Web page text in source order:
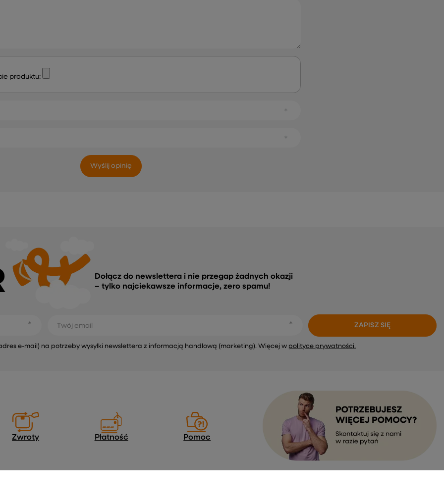
produktu:
Wyślij opinię
Dołącz do newslettera i nie przegap żadnych okazji
– tylko najciekawsze informacje, zero spamu!
Twój email
e-mail) na potrzeby wysyłki newslettera z informacją handlową (marketing). Więcej w polityce prywatności.
ZAPISZ SIĘ
Zwroty Płatność Pomoc